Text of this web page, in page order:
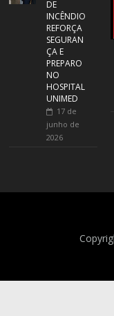
DE
INCÊNDIO
REFORÇA
SEGURAN
ÇA E
PREPARO
NO
HOSPITAL
UNIMED
17 de
junho de
2026